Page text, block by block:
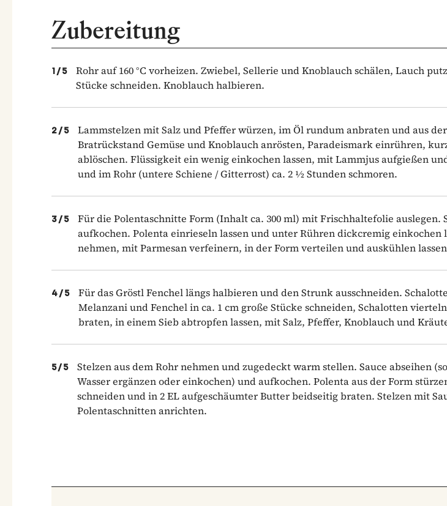
Zubereitung
1/5
Rohr auf 160 °C vorheizen. Zwiebel, Sellerie und Knoblauch schälen, Lauch
Stücke schneiden. Knoblauch halbieren.
2/5
Lammstelzen mit Salz und Pfeffer würzen, im Öl rundum anbraten und aus
Bratrückstand Gemüse und Knoblauch anrösten, Paradeismark einrühren,
ablöschen. Flüssigkeit ein wenig einkochen lassen, mit Lammjus aufgießen
und im Rohr (untere Schiene / Gitterrost) ca. 2 ½ Stunden schmoren.
3/5
Für die Polentaschnitte Form (Inhalt ca. 300 ml) mit Frischhaltefolie auslegen.
aufkochen. Polenta einrieseln lassen und unter Rühren dickcremig einkochen
nehmen, mit Parmesan verfeinern, in der Form verteilen und auskühlen
4/5
Für das Gröstl Fenchel längs halbieren und den Strunk ausschneiden.
Melanzani und Fenchel in ca. 1 cm große Stücke schneiden, Schalotten
braten, in einem Sieb abtropfen lassen, mit Salz, Pfeffer, Knoblauch und
5/5
Stelzen aus dem Rohr nehmen und zugedeckt warm stellen. Sauce abseihen
Wasser ergänzen oder einkochen) und aufkochen. Polenta aus der Form
schneiden und in 2 EL aufgeschäumter Butter beidseitig braten. Stelzen mit
Polentaschnitten anrichten.